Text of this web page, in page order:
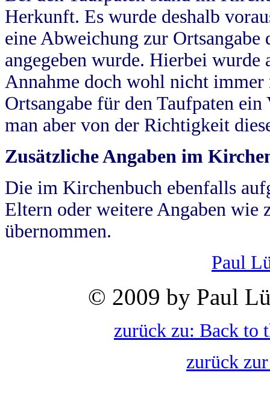
Herkunft. Es wurde deshalb
eine Abweichung zur
angegeben wurde. Hierbei wurde
Annahme doch wohl nicht
Ortsangabe für den Taufpaten
man aber von der Richtigkeit
Zusätzliche Angaben im
Die im Kirchenbuch ebenfalls
Eltern oder weitere Angaben wie
übernommen.
Paul
© 2009 by Paul
zurück zu: Back to
zurück